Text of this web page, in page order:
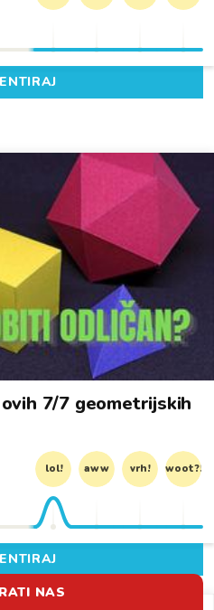
7/7 geometrijskih
lol! aww vrh! woot?!
NAS